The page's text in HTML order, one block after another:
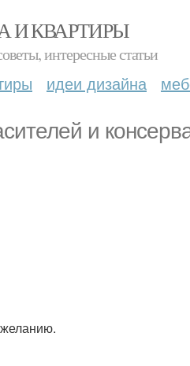
И КВАРТИРЫ
интересные статьи
идеи дизайна
и